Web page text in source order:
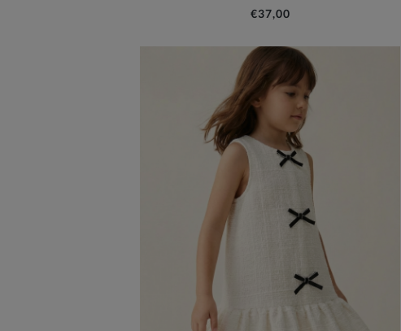
€37,00